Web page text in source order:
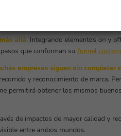
y la eco-sostenibilidad no puede
allá.Integrando elementos on y
que conforman su funnel
empresas siguen sin completar
y reconocimiento de marca.
permitirá obtener los mismos
de impactos de mayor calidad y
entre ambos mundos.